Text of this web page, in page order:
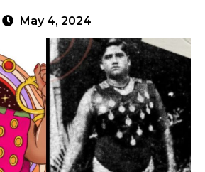
May 4, 2024